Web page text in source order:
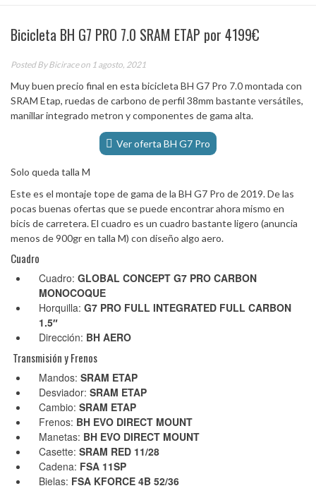
Bicicleta BH G7 PRO 7.0 SRAM ETAP por 4199€
Posted ByBiciraceon 1 agosto, 2021
Muy buen precio final en esta bicicleta BH G7 Pro 7.0 montada con
SRAM Etap, ruedas de carbono de perfil 38mm bastante versátiles,
manillar integrado metron y componentes de gama alta.
Ver oferta BH G7 Pro
Solo queda talla M
Este es el montaje tope de gama de la BH G7 Pro de 2019. De las
pocas buenas ofertas que se puede encontrar ahora mismo en
bicis de carretera. El cuadro es un cuadro bastante ligero (anuncia
menos de 900gr en talla M) con diseño algo aero.
Cuadro
Cuadro: GLOBAL CONCEPT G7 PRO CARBON
MONOCOQUE
Horquilla: G7 PRO FULL INTEGRATED FULL CARBON
1.5″
Dirección: BH AERO
Transmisión y Frenos
Mandos: SRAM ETAP
Desviador: SRAM ETAP
Cambio: SRAM ETAP
Frenos: BH EVO DIRECT MOUNT
Manetas: BH EVO DIRECT MOUNT
Casette: SRAM RED 11/28
Cadena: FSA 11SP
Bielas: FSA KFORCE 4B 52/36